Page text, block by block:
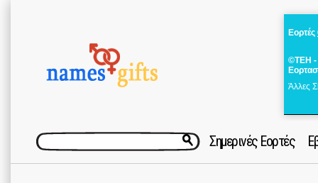
Εορτές
©ΤΕΗ -
Άλλες
Σημερινές Εορτές